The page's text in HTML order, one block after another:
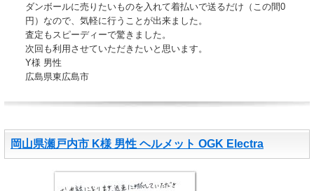
ダンボールに売りたいものを入れて着払いで送るだけ（この間0
円）なので、気軽に行うことが出来ました。
査定もスピーディーで驚きました。
次回も利用させていただきたいと思います。
Y様 男性
広島県東広島市
岡山県瀬戸内市 K様 男性 ヘルメット OGK Electra